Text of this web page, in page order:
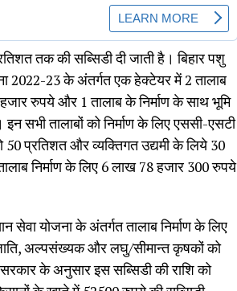
तक की सब्सिडी दी जाती है। बिहार पशु
2022-23 के अंतर्गत एक हेक्टेयर में 2 तालाब
रुपये और 1 तालाब के निर्माण के साथ भूमि
सभी तालाबों को निर्माण के लिए एससी-एसटी
50 प्रतिशत और व्यक्तिगत उद्यमी के लिये 30
निर्माण के लिए 6 लाख 78 हजार 300 रुपये
सेवा योजना के अंतर्गत तालाब निर्माण के लिए
अल्पसंख्यक और लघु/सीमान्त कृषकों को
के अनुसार इस सब्सिडी की राशि को